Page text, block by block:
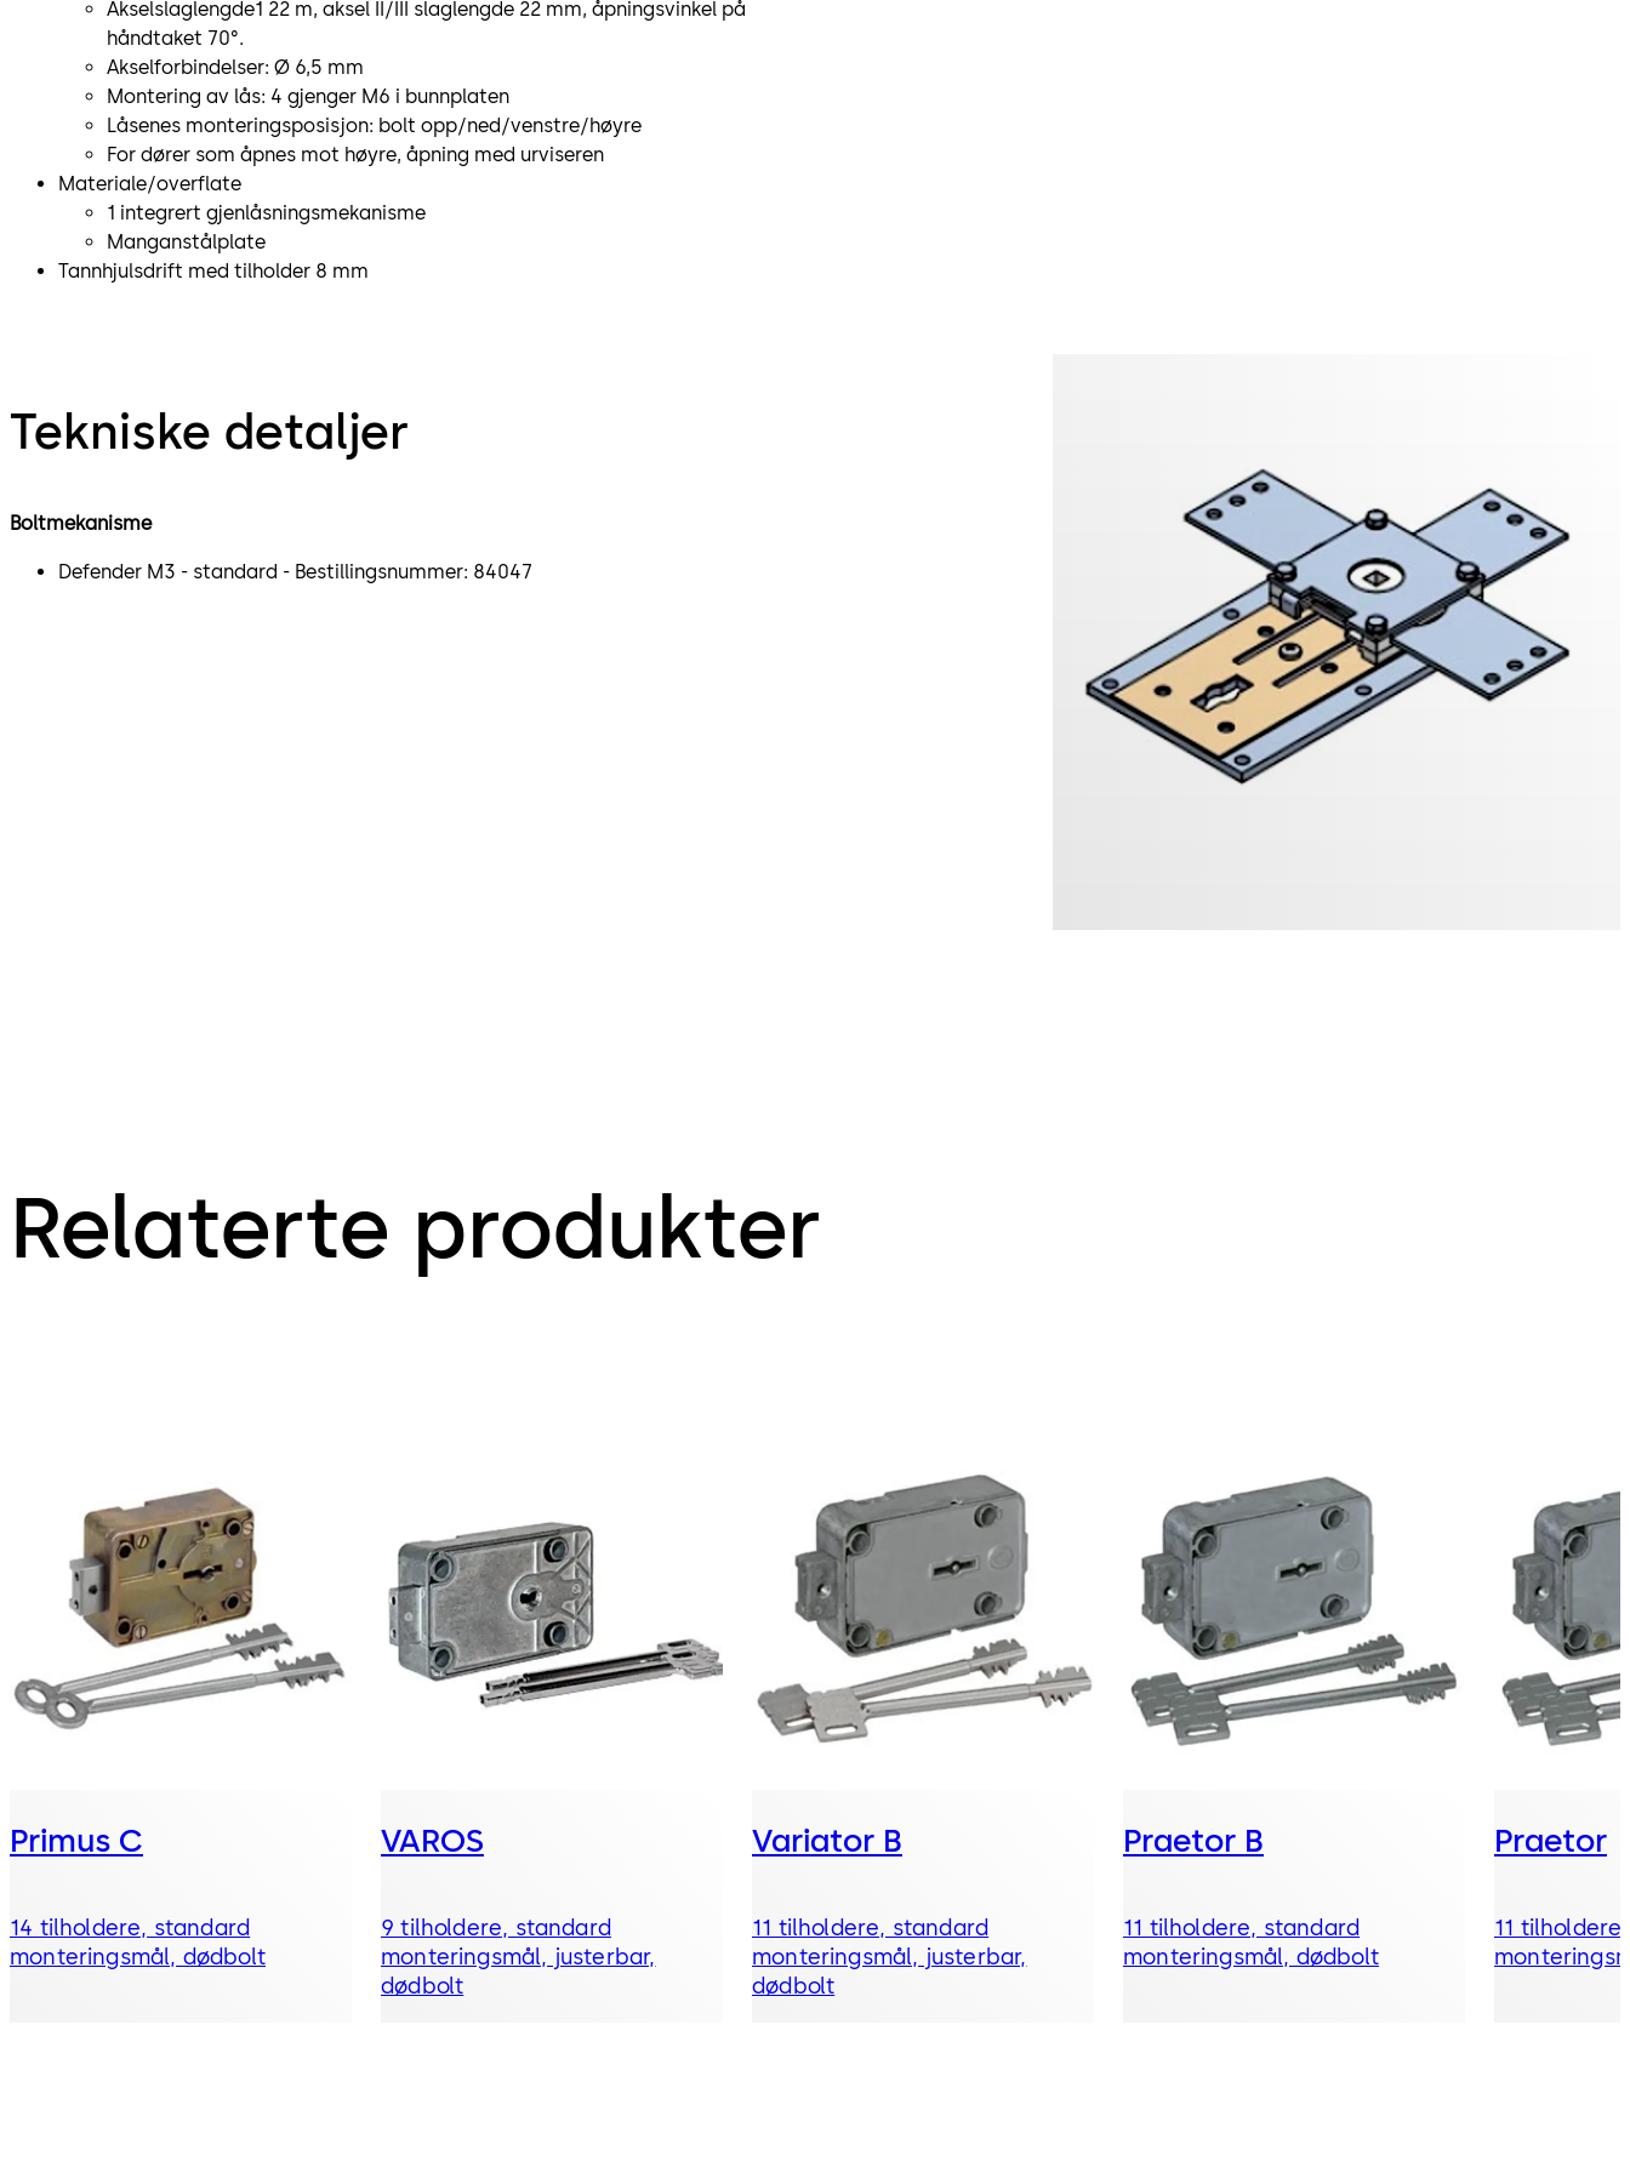
Akselslaglengde1 22 m, aksel II/III slaglengde 22 mm, åpningsvinkel på
håndtaket 70°.
Akselforbindelser: Ø 6,5 mm
Montering av lås: 4 gjenger M6 i bunnplaten
Låsenes monteringsposisjon: bolt opp/ned/venstre/høyre
For dører som åpnes mot høyre, åpning med urviseren
Materiale/overflate
1 integrert gjenlåsningsmekanisme
Manganstålplate
Tannhjulsdrift med tilholder 8 mm
Tekniske detaljer
Boltmekanisme
Defender M3 - standard - Bestillingsnummer: 84047
Relaterte produkter
Primus C
14 tilholdere, standard
monteringsmål, dødbolt
VAROS
9 tilholdere, standard
monteringsmål, justerbar,
dødbolt
Variator B
11 tilholdere, standard
monteringsmål, justerbar,
dødbolt
Praetor B
11 tilholdere, standard
monteringsmål, dødbolt
Praetor
11